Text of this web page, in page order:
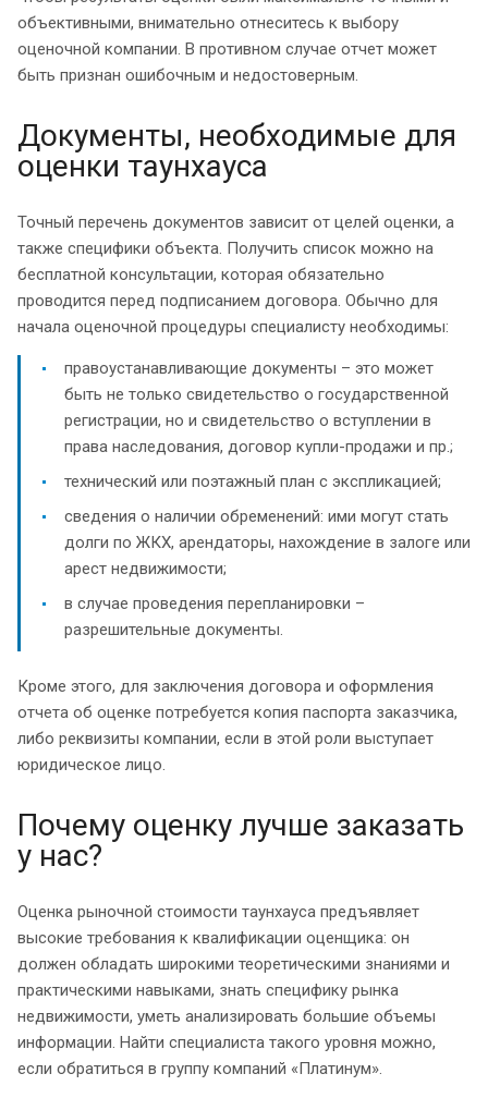
объективными, внимательно отнеситесь к выбору
оценочной компании. В противном случае отчет может
быть признан ошибочным и недостоверным.
Документы, необходимые для
оценки таунхауса
Точный перечень документов зависит от целей оценки, а
также специфики объекта. Получить список можно на
бесплатной консультации, которая обязательно
проводится перед подписанием договора. Обычно для
начала оценочной процедуры специалисту необходимы:
правоустанавливающие документы – это может
быть не только свидетельство о государственной
регистрации, но и свидетельство о вступлении в
права наследования, договор купли-продажи и пр.;
технический или поэтажный план с экспликацией;
сведения о наличии обременений: ими могут стать
долги по ЖКХ, арендаторы, нахождение в залоге или
арест недвижимости;
в случае проведения перепланировки –
разрешительные документы.
Кроме этого, для заключения договора и оформления
отчета об оценке потребуется копия паспорта заказчика,
либо реквизиты компании, если в этой роли выступает
юридическое лицо.
Почему оценку лучше заказать
у нас?
Оценка рыночной стоимости таунхауса предъявляет
высокие требования к квалификации оценщика: он
должен обладать широкими теоретическими знаниями и
практическими навыками, знать специфику рынка
недвижимости, уметь анализировать большие объемы
информации. Найти специалиста такого уровня можно,
если обратиться в группу компаний «Платинум».